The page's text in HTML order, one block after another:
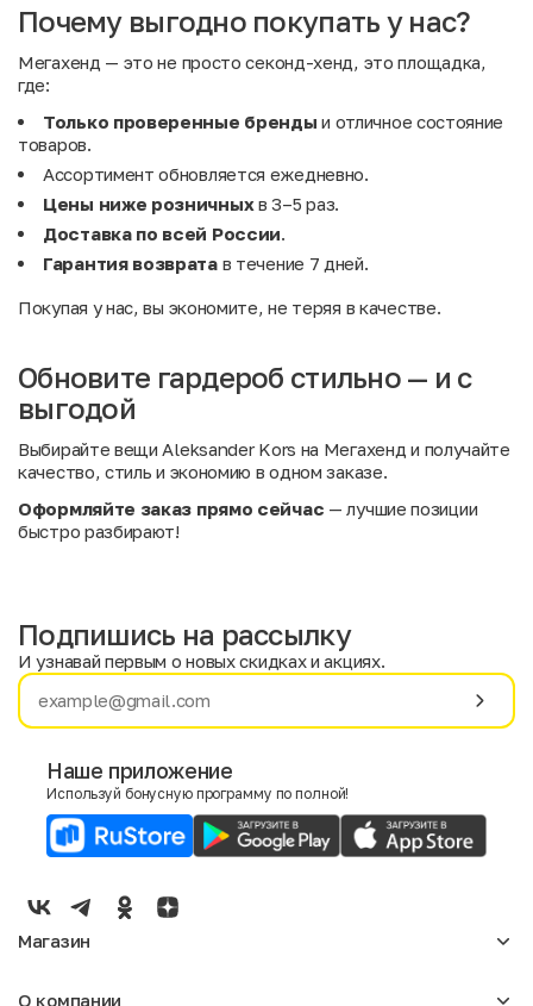
Почему выгодно покупать у нас?
Мегахенд — это не просто секонд-хенд, это площадка,
где:
Только проверенные бренды и отличное состояние
товаров.
Ассортимент обновляется ежедневно.
Цены ниже розничныхв 3–5 раз.
Доставка по всей России.
Гарантия возвратав течение 7 дней.
Покупая у нас, вы экономите, не теряя в качестве.
Обновите гардероб стильно — и с
выгодой
Выбирайте вещи Aleksander Kors на Мегахенд и получайте
качество, стиль и экономию в одном заказе.
Оформляйте заказ прямо сейчас — лучшие позиции
быстро разбирают!
Имя
E-mail
Мужской
Женский
Подпишись на рассылку
И узнавай первым о новых скидках и акциях.
Наше приложение
Используй бонусную программу по полной!
Магазин
О компании